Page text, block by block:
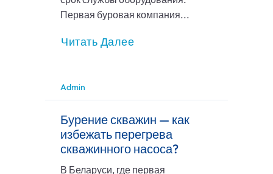
Первая буровая компания...
Читать Далее
Admin
Бурение скважин — как
избежать перегрева
скважинного насоса?
В Беларуси, где первая